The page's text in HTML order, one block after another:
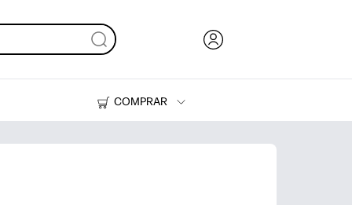
COMPRAR
Impresoras